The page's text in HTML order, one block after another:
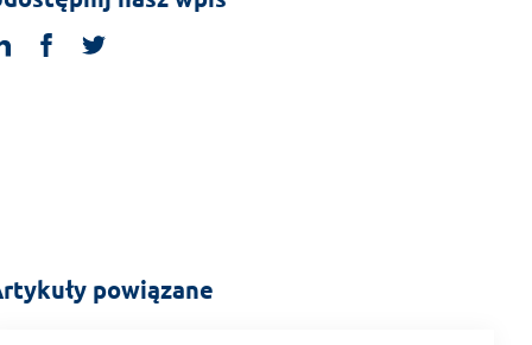
linkedinfacebook
powiązane